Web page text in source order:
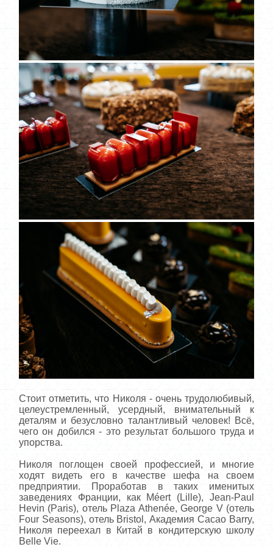
Стоит отметить, что Николя - очень трудолюбивый,
целеустремленный, усердный, внимательный к
деталям и безусловно талантливый человек! Всё,
чего он добился - это результат большого труда и
упорства.
Николя поглощен своей профессией, и многие
ходят видеть его в качестве шефа на своем
предприятии. Проработав в таких именитых
заведениях Франции, как Méert (Lille), Jean-Paul
Hevin (Paris), отель Plaza Athenée, George V (отель
Four Seasons), отель Bristol, Академия Cacao Barry,
Николя переехал в Китай в кондитерскую школу
Belle Vie.